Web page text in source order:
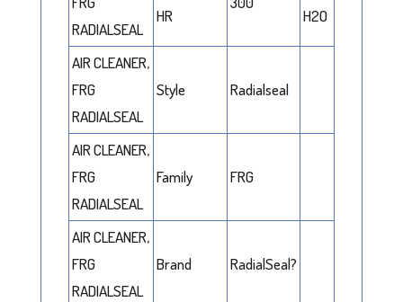
RADIALSEAL
HR H2O
AIR CLEANER,
FRG
RADIALSEAL
Style Radialseal
AIR CLEANER,
FRG
RADIALSEAL
Family FRG
AIR CLEANER,
FRG
RADIALSEAL
Brand RadialSeal?